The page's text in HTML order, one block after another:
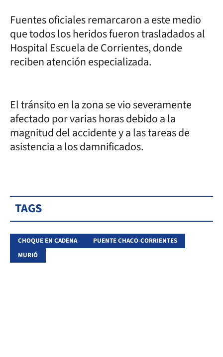
Fuentes oficiales remarcaron a este medio
que todos los heridos fueron trasladados al
Hospital Escuela de Corrientes, donde
reciben atención especializada.
El tránsito en la zona se vio severamente
afectado por varias horas debido a la
magnitud del accidente y a las tareas de
asistencia a los damnificados.
TAGS
CHOQUE EN CADENA
PUENTE CHACO-CORRIENTES
MURIÓ